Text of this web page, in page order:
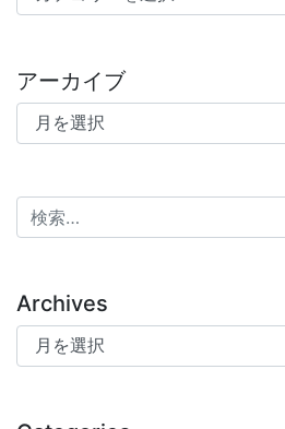
アーカイブ
アーカイブ
検索:
Archives
Archives